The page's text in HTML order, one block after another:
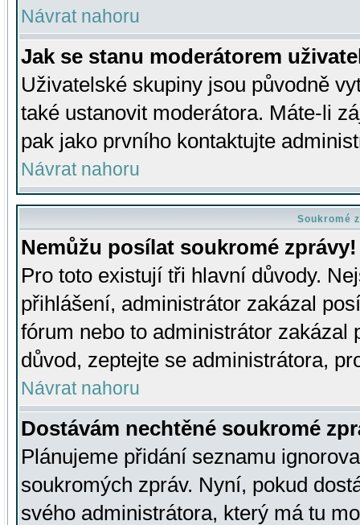
Návrat nahoru
Jak se stanu moderátorem
Uživatelské skupiny jsou původně
také ustanovit moderátora. Máte-li
pak jako prvního kontaktujte
Návrat nahoru
Soukromé
Nemůžu posílat soukromé zprávy!
Pro toto existují tři hlavní důvody.
přihlášení, administrátor zakázal
fórum nebo to administrátor zakázal
důvod, zeptejte se administrátora,
Návrat nahoru
Dostávám nechtěné soukromé
Plánujeme přidání seznamu
soukromých zpráv. Nyní, pokud
svého administrátora, který má tu